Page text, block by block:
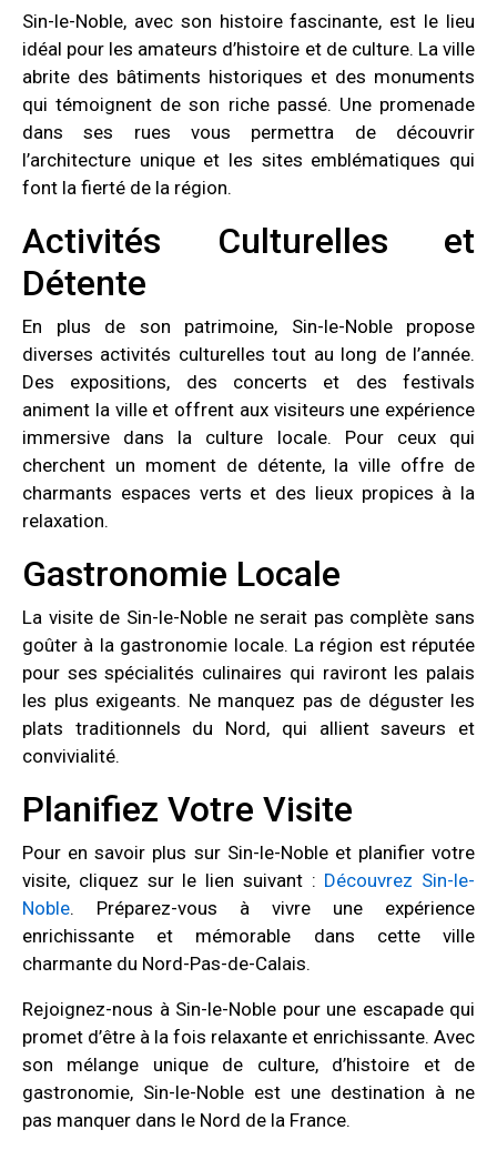
Sin-le-Noble, avec son histoire fascinante, est le lieu
idéal pour les amateurs d’histoire et de culture. La ville
abrite des bâtiments historiques et des monuments
qui témoignent de son riche passé. Une promenade
dans ses rues vous permettra de découvrir
l’architecture unique et les sites emblématiques qui
font la fierté de la région.
Activités Culturelles et
Détente
En plus de son patrimoine, Sin-le-Noble propose
diverses activités culturelles tout au long de l’année.
Des expositions, des concerts et des festivals
animent la ville et offrent aux visiteurs une expérience
immersive dans la culture locale. Pour ceux qui
cherchent un moment de détente, la ville offre de
charmants espaces verts et des lieux propices à la
relaxation.
Gastronomie Locale
La visite de Sin-le-Noble ne serait pas complète sans
goûter à la gastronomie locale. La région est réputée
pour ses spécialités culinaires qui raviront les palais
les plus exigeants. Ne manquez pas de déguster les
plats traditionnels du Nord, qui allient saveurs et
convivialité.
Planifiez Votre Visite
Pour en savoir plus sur Sin-le-Noble et planifier votre
visite, cliquez sur le lien suivant : Découvrez Sin-le-
Noble. Préparez-vous à vivre une expérience
enrichissante et mémorable dans cette ville
charmante du Nord-Pas-de-Calais.
Rejoignez-nous à Sin-le-Noble pour une escapade qui
promet d’être à la fois relaxante et enrichissante. Avec
son mélange unique de culture, d’histoire et de
gastronomie, Sin-le-Noble est une destination à ne
pas manquer dans le Nord de la France.